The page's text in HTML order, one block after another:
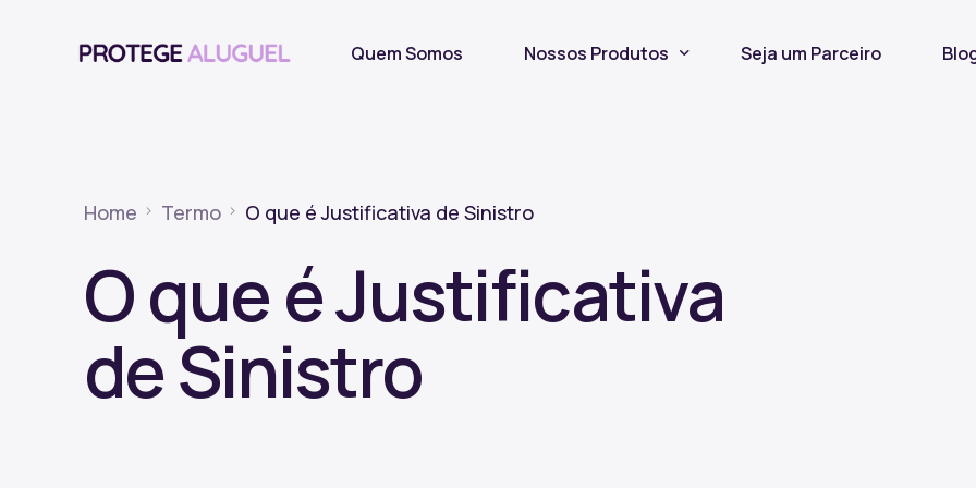
Quem Somos Nossos Produtos
Seguro Fiança Locatícia
Seja um Parceiro
Home Termo O que é Justificativa de Sinistro
O que é Justificativa
de Sinistro